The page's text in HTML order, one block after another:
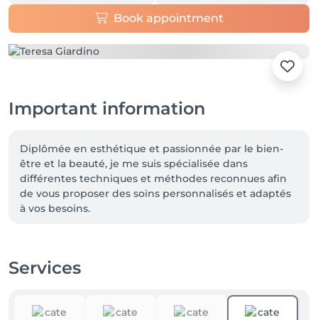
Book appointment
Important information
Diplômée en esthétique et passionnée par le bien-
être et la beauté, je me suis spécialisée dans
différentes techniques et méthodes reconnues afin
de vous proposer des soins personnalisés et adaptés
à vos besoins.
• Massages pré et post-partum
• Soins corporels avancés
Services